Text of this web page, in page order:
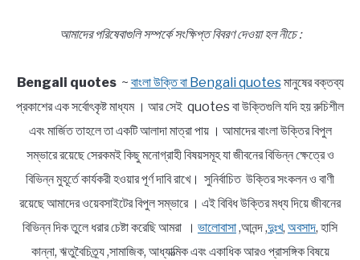
আমাদের পরিষেবাগুলি সম্পর্কে সংক্ষিপ্ত বিবরণ দেওয়া হল নীচে :
Bengali quotes~ বাংলা উক্তি বা Bengali quotesমানুষের বক্তব্য
প্রকাশের এক সর্বোৎকৃষ্ট মাধ্যম । আর সেই quotes বা উক্তিগুলি যদি হয় রুচিশীল
এবং মার্জিত তাহলে তা একটি আলাদা মাত্রা পায় । আমাদের বাংলা উক্তির বিপুল
সম্ভারে রয়েছে সেরকমই কিছু মনোগ্রাহী বিষয়সমূহ যা জীবনের বিভিন্ন ক্ষেত্রে ও
বিভিন্ন মুহূর্তে কার্যকরী হওয়ার পূর্ণ দাবি রাখে। সুনির্বাচিত উক্তির সংকলন ও বাণী
রয়েছে আমাদের ওয়েবসাইটের বিপুল সম্ভারে । এই বিবিধ উক্তির মধ্য দিয়ে জীবনের
বিভিন্ন দিক তুলে ধরার চেষ্টা করেছি আমরা । ভালোবাসা,আনন্দ ,দুঃখ, অবসাদ, হাসি
কান্না, ঋতুবৈচিত্র্য ,সামাজিক, আধ্যাত্মিক এবং একাধিক আরও প্রাসঙ্গিক বিষয়ে